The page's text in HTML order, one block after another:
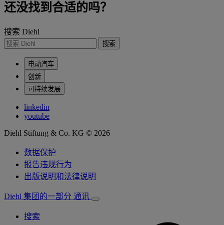
还没找到合适的吗？
搜索 Diehl
搜索
电动汽车
创新
可持续发展
linkedin
youtube
Diehl Stiftung & Co. KG © 2026
数据保护
报告违规行为
出版说明和法律说明
Diehl 集团的一部分 通讯
搜索